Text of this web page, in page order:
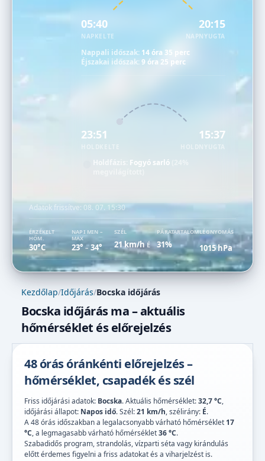
05:40
NAPKELTE
20:15
NAPNYUGTA
Nappali időszak: 14 óra 35 perc
Éjszakai időszak:9 óra 25 perc
23:51 15:37
HOLDNYUGTA
Holdfázis: Fogyó sarló
Adatok frissítve: 08. 07. 15:30
ÉRZÉKELT
HŐM.
30°C
NAPI MIN –
MAX
23° –34°
SZÉL
21 km/hÉ
PÁRATARTALOM
31%
LÉGNYOMÁS
1015 hPa
Kezdőlap/Időjárás/Bocska időjárás
Bocska időjárás ma – aktuális
hőmérséklet és előrejelzés
48 órás óránkénti előrejelzés –
hőmérséklet, csapadék és szél
Friss időjárási adatok: Bocska. Aktuális hőmérséklet:32,7 °C,
időjárási állapot: Napos idő. Szél:21 km/h, szélirány: É.
A 48 órás időszakban a legalacsonyabb várható hőmérséklet 17
°C, a legmagasabb várható hőmérséklet36 °C.
Szabadidős program, strandolás, vízparti séta vagy kirándulás
előtt érdemes figyelni a friss adatokat és a viharjelzést is.